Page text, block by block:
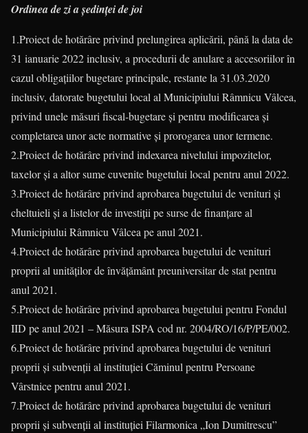
Ordinea de zi a ședinței de joi
1.Proiect de hotărâre privind prelungirea aplicării, până la data de
31 ianuarie 2022 inclusiv, a procedurii de anulare a accesoriilor în
cazul obligațiilor bugetare principale, restante la 31.03.2020
inclusiv, datorate bugetului local al Municipiului Râmnicu Vâlcea,
privind unele măsuri fiscal-bugetare și pentru modificarea și
completarea unor acte normative și prorogarea unor termene.
2.Proiect de hotărâre privind indexarea nivelului impozitelor,
taxelor și a altor sume cuvenite bugetului local pentru anul 2022.
3.Proiect de hotărâre privind aprobarea bugetului de venituri și
cheltuieli și a listelor de investiții pe surse de finanțare al
Municipiului Râmnicu Vâlcea pe anul 2021.
4.Proiect de hotărâre privind aprobarea bugetului de venituri
proprii al unităților de învățământ preuniversitar de stat pentru
anul 2021.
5.Proiect de hotărâre privind aprobarea bugetului pentru Fondul
IID pe anul 2021 – Măsura ISPA cod nr. 2004/RO/16/P/PE/002.
6.Proiect de hotărâre privind aprobarea bugetului de venituri
proprii și subvenții al instituției Căminul pentru Persoane
Vârstnice pentru anul 2021.
7.Proiect de hotărâre privind aprobarea bugetului de venituri
proprii și subvenții al instituției Filarmonica „Ion Dumitrescu”